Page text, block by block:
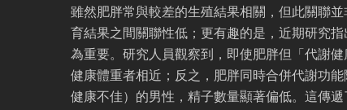
雖然肥胖常與較差的生殖結果相關，但此關聯
育結果之間關聯性低；更有趣的是，近期研究
為重要。研究人員觀察到，即使肥胖但「代謝
健康體重者相近；反之，肥胖同時合併代謝功
健康不佳）的男性，精子數量顯著偏低。這傳